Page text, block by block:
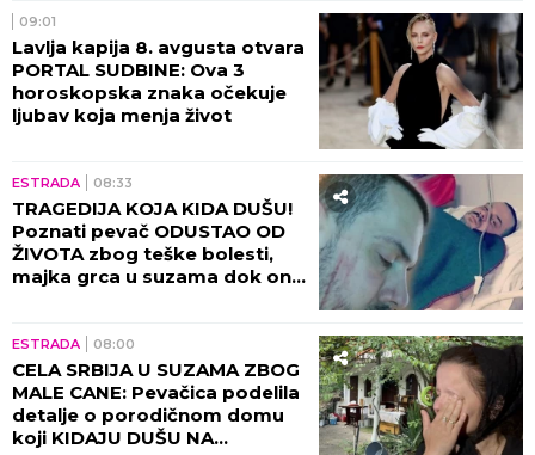
09:01
Lavlja kapija 8. avgusta otvara
PORTAL SUDBINE: Ova 3
horoskopska znaka očekuje
ljubav koja menja život
ESTRADA 08:33
TRAGEDIJA KOJA KIDA DUŠU!
Poznati pevač ODUSTAO OD
ŽIVOTA zbog teške bolesti,
majka grca u suzama dok on
ESTRADA 08:00
CELA SRBIJA U SUZAMA ZBOG
MALE CANE: Pevačica podelila
detalje o porodičnom domu
koji KIDAJU DUŠU NA